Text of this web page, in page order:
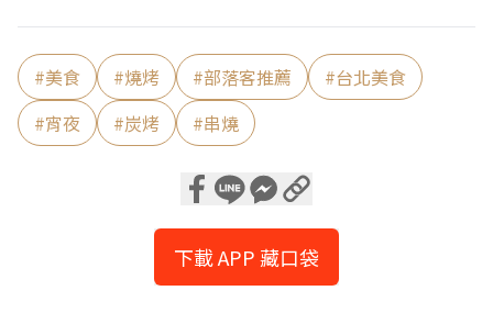
#美食 #燒烤 #部落客推薦 #台北美食
#宵夜 #炭烤 #串燒
下載 APP 藏口袋